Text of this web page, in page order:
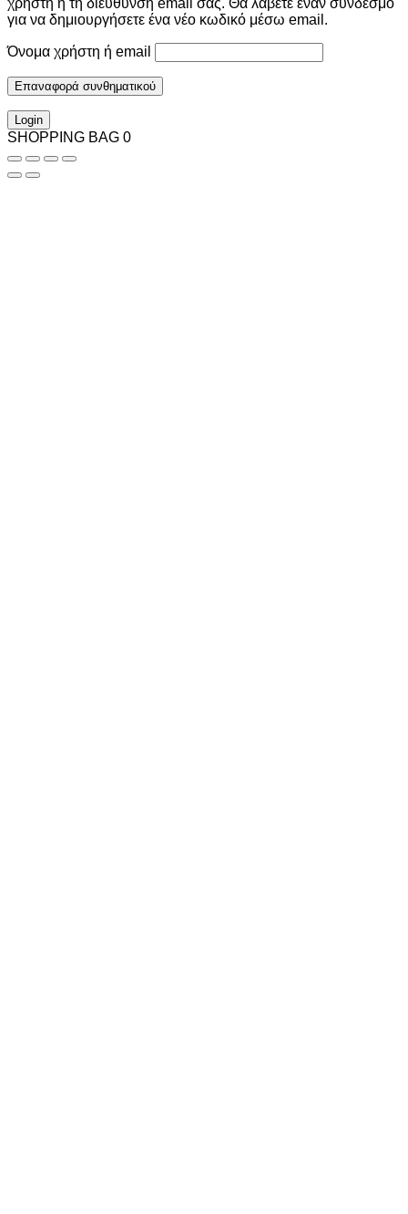
χρήστη ή τη διεύθυνση email σας. Θα λάβετε έναν σύνδεσμο
για να δημιουργήσετε ένα νέο κωδικό μέσω email.
Όνομα χρήστη ή email
Επαναφορά συνθηματικού
Login
SHOPPING BAG 0